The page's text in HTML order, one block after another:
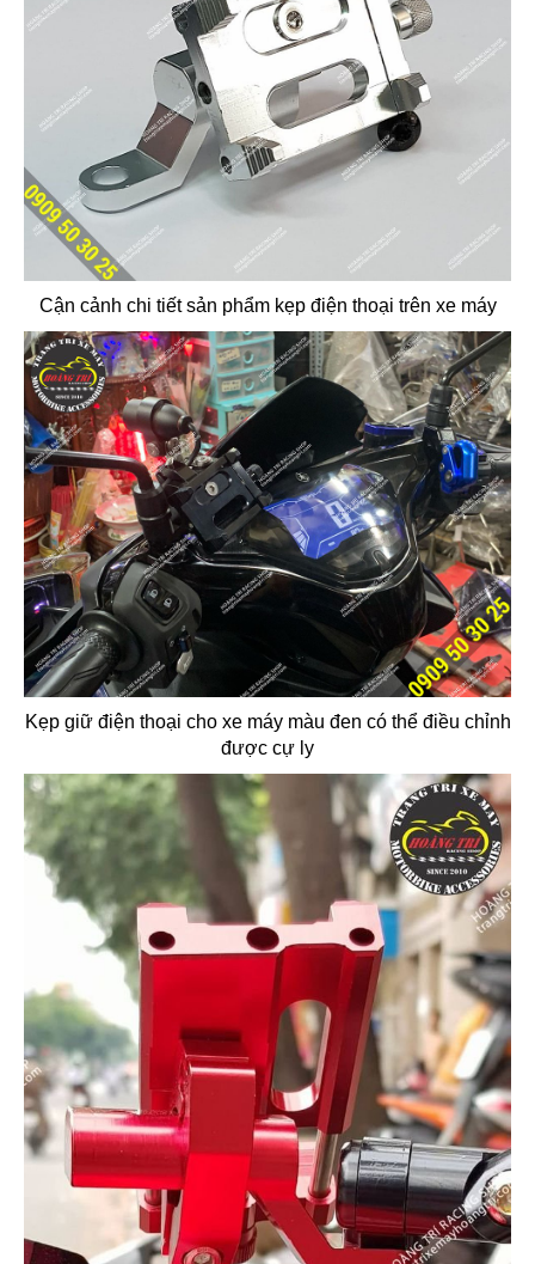
Cận cảnh chi tiết sản phẩm kẹp điện thoại trên xe máy
Kẹp giữ điện thoại cho xe máy màu đen có thể điều chỉnh
được cự ly